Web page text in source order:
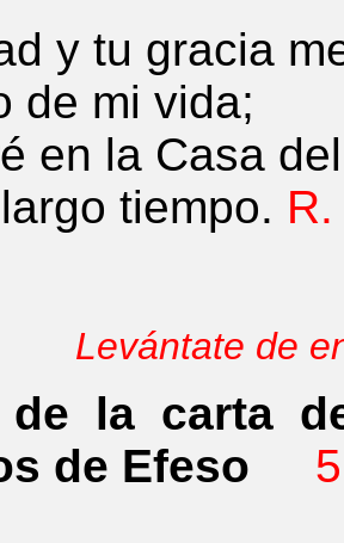
y tu gracia
de mi vida;
en la Casa
tiempo. R.
Levántate de
de la carta
de Efeso